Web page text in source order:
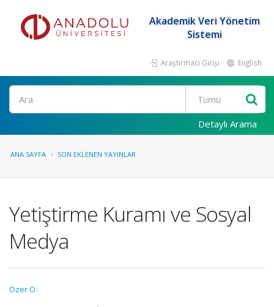
Akademik Veri Yönetim
Sistemi
Araştırmacı Girişi English
Ara
Detaylı Arama
ANA SAYFA SON EKLENEN YAYINLAR
Yetiştirme Kuramı ve Sosyal
Medya
Özer Ö.